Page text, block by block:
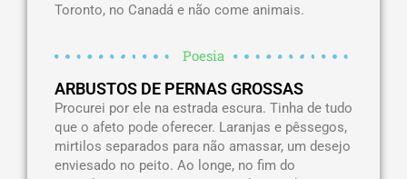
Toronto, no Canadá e não come animais.
Poesia
ARBUSTOS DE PERNAS GROSSAS
Procurei por ele na estrada escura. Tinha de tudo
que o afeto pode oferecer. Laranjas e pêssegos,
mirtilos separados para não amassar, um desejo
enviesado no peito. Ao longe, no fim do